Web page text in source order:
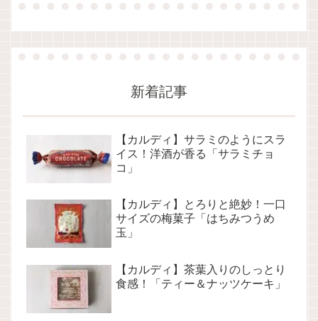
新着記事
【カルディ】サラミのようにスラ
イス！洋酒が香る「サラミチョ
コ」
【カルディ】とろりと絶妙！一口
サイズの梅菓子「はちみつうめ
玉」
【カルディ】茶葉入りのしっとり
食感！「ティー＆ナッツケーキ」